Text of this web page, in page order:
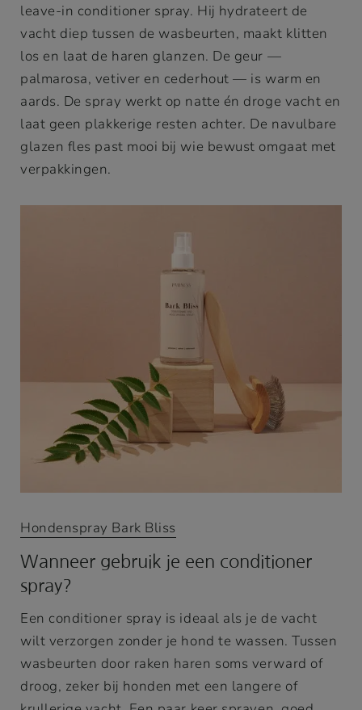
leave-in conditioner spray. Hij hydrateert de
vacht diep tussen de wasbeurten, maakt klitten
los en laat de haren glanzen. De geur —
palmarosa, vetiver en cederhout — is warm en
aards. De spray werkt op natte én droge vacht en
laat geen plakkerige resten achter. De navulbare
glazen fles past mooi bij wie bewust omgaat met
verpakkingen.
Hondenspray Bark Bliss
Wanneer gebruik je een conditioner
spray?
Een conditioner spray is ideaal als je de vacht
wilt verzorgen zonder je hond te wassen. Tussen
wasbeurten door raken haren soms verward of
droog, zeker bij honden met een langere of